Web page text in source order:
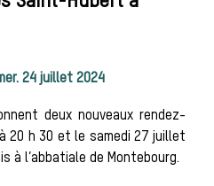
24 juillet 2024
deux nouveaux rendez-
20 h 30 et le samedi 27 juillet
à l’abbatiale de Montebourg.